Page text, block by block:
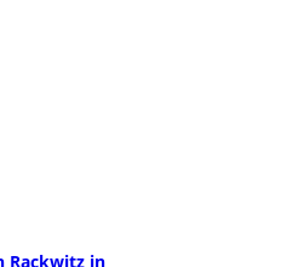
Rackwitz in